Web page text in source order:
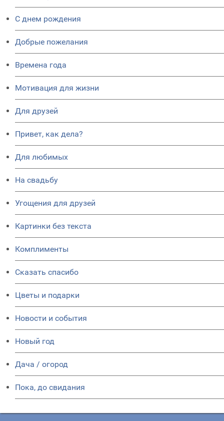
C днем рождения
Добрые пожелания
Времена года
Мотивация для жизни
Для друзей
Привет, как дела?
Для любимых
На свадьбу
Угощения для друзей
Картинки без текста
Комплименты
Сказать спасибо
Цветы и подарки
Новости и события
Новый год
Дача / огород
Пока, до свидания